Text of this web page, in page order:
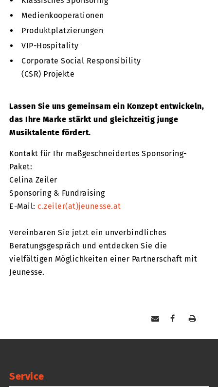
Medienkooperationen
Produktplatzierungen
VIP-Hospitality
Corporate Social Responsibility
(CSR) Projekte
Lassen Sie uns gemeinsam ein Konzept entwickeln,
das Ihre Marke stärkt und gleichzeitig junge
Musiktalente fördert.
Kontakt für Ihr maßgeschneidertes Sponsoring-
Paket:
Celina Zeiler
Sponsoring & Fundraising
E-Mail: c.zeiler(at)jeunesse.at
Vereinbaren Sie jetzt ein unverbindliches
Beratungsgespräch und entdecken Sie die
vielfältigen Möglichkeiten einer Partnerschaft mit
Jeunesse.
Service